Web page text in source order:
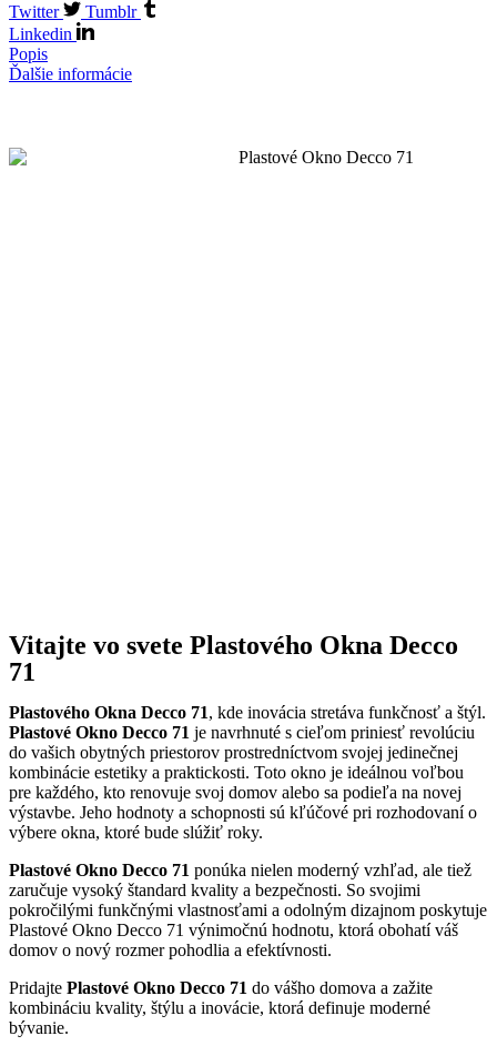
Twitter
Tumblr
Linkedin
Popis
Ďalšie informácie
Vitajte vo svete Plastového Okna Decco
71
Plastového Okna Decco 71, kde inovácia stretáva funkčnosť a štýl.
Plastové Okno Decco 71 je navrhnuté s cieľom priniesť revolúciu
do vašich obytných priestorov prostredníctvom svojej jedinečnej
kombinácie estetiky a praktickosti. Toto okno je ideálnou voľbou
pre každého, kto renovuje svoj domov alebo sa podieľa na novej
výstavbe. Jeho hodnoty a schopnosti sú kľúčové pri rozhodovaní o
výbere okna, ktoré bude slúžiť roky.
Plastové Okno Decco 71 ponúka nielen moderný vzhľad, ale tiež
zaručuje vysoký štandard kvality a bezpečnosti. So svojimi
pokročilými funkčnými vlastnosťami a odolným dizajnom poskytuje
Plastové Okno Decco 71 výnimočnú hodnotu, ktorá obohatí váš
domov o nový rozmer pohodlia a efektívnosti.
Pridajte Plastové Okno Decco 71 do vášho domova a zažite
kombináciu kvality, štýlu a inovácie, ktorá definuje moderné
bývanie.